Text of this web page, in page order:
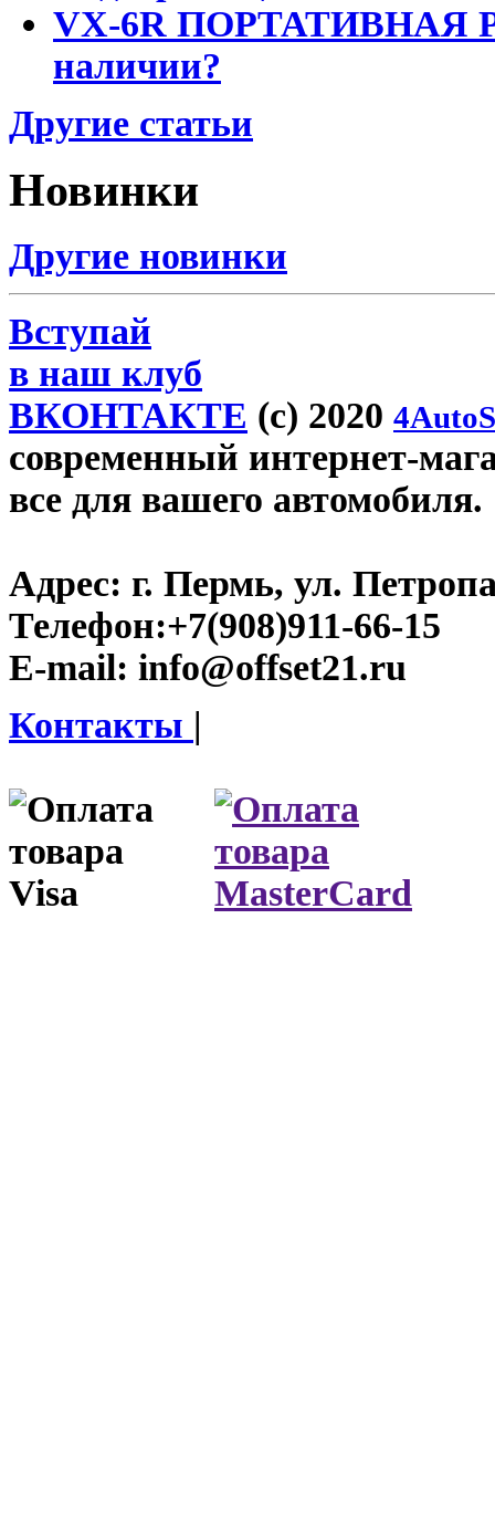
VX-6R ПОРТАТИВНАЯ
наличии?
Другие статьи
Новинки
Другие новинки
Вступай
в наш клуб
ВКОНТАКТЕ (c) 2020
современный интернет-
все для вашего автомобиля.
Адрес: г. Пермь, ул.
Телефон:+7(908)911-66-15
E-mail: info@offset21.ru
Контакты |